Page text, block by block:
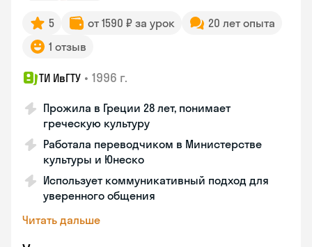
5 от 1590 ₽ за урок
20 лет опыта
1 отзыв
ТИ ИвГТУ • 1996 г.
Прожила в Греции 28 лет, понимает
греческую культуру
Работала переводчиком в Министерстве
культуры и Юнеско
Использует коммуникативный подход для
уверенного общения
Читать дальше